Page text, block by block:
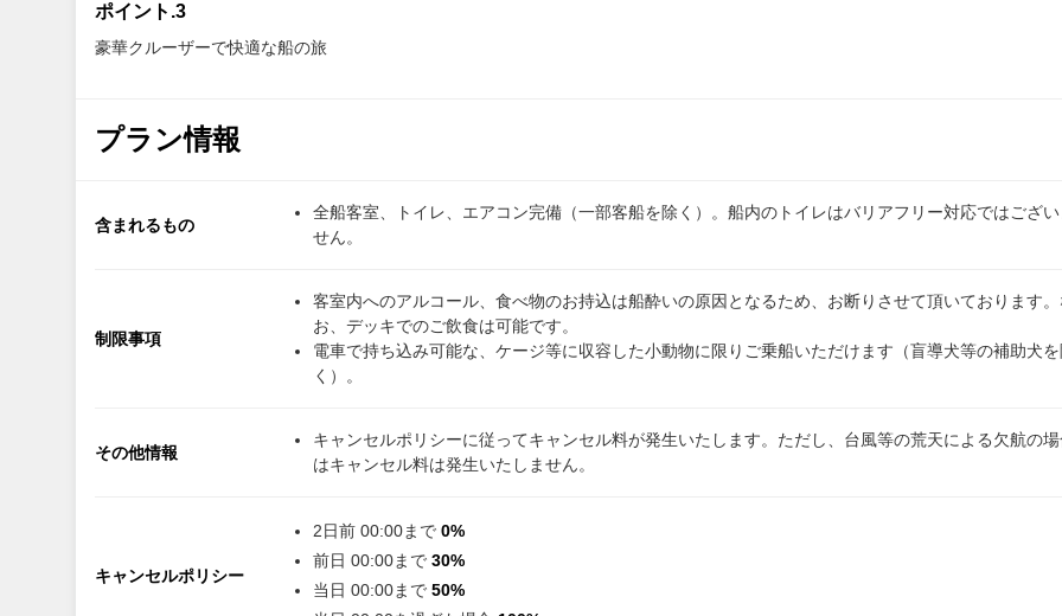
ポイント.3
豪華クルーザーで快適な船の旅
プラン情報
含まれるもの
全船客室、トイレ、エアコン完備（一部客船を除く）。船内のトイレはバリアフリー対応ではござい
せん。
制限事項
客室内へのアルコール、食べ物のお持込は船酔いの原因となるため、お断りさせて頂いております。
お、デッキでのご飲食は可能です。
電車で持ち込み可能な、ケージ等に収容した小動物に限りご乗船いただけます（盲導犬等の補助犬を
く）。
その他情報
キャンセルポリシーに従ってキャンセル料が発生いたします。ただし、台風等の荒天による欠航の場
はキャンセル料は発生いたしません。
キャンセルポリシー
2日前 00:00まで 0%
前日 00:00まで 30%
当日 00:00まで 50%